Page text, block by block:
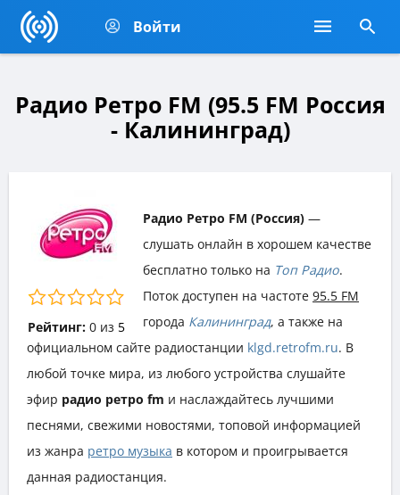
Войти
Радио Ретро FM (95.5 FM Россия
- Калининград)
Рейтинг: 0из 5
Радио Ретро FM (Россия) —
слушать онлайн в хорошем качестве
бесплатно только на Топ Радио.
Поток доступен на частоте 95.5 FM
города Калининград, а также на
официальном сайте радиостанции klgd.retrofm.ru. В
любой точке мира, из любого устройства слушайте
эфир радио ретро fm и наслаждайтесь лучшими
песнями, свежими новостями, топовой информацией
из жанра ретро музыка в котором и проигрывается
данная радиостанция.